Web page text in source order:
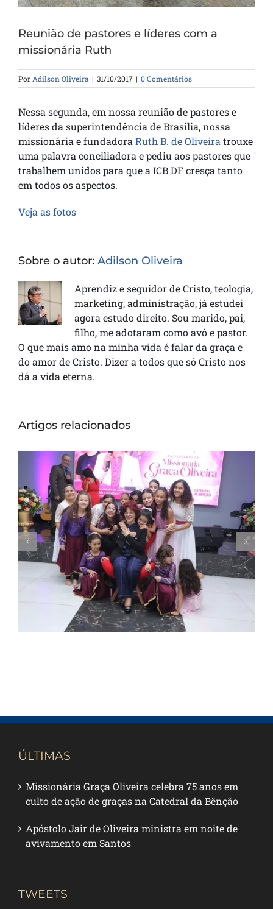
Reunião de pastores e líderes com a
missionária Ruth
Por Adilson Oliveira | 31/10/2017 | 0 Comentários
Nessa segunda, em nossa reunião de pastores e
líderes da superintendência de Brasilia, nossa
missionária e fundadora Ruth B. de Oliveira trouxe
uma palavra conciliadora e pediu aos pastores que
trabalhem unidos para que a ICB DF cresça tanto
em todos os aspectos.
Veja as fotos
Sobre o autor: Adilson Oliveira
Aprendiz e seguidor de Cristo, teologia,
marketing, administração, já estudei
agora estudo direito. Sou marido, pai,
filho, me adotaram como avô e pastor.
O que mais amo na minha vida é falar da graça e
do amor de Cristo. Dizer a todos que só Cristo nos
dá a vida eterna.
Artigos relacionados
Missionária Graça Oliveira celebra 75 anos
em culto de ação de graças na Catedral
da Bênção
ÚLTIMAS
Missionária Graça Oliveira celebra 75 anos em
culto de ação de graças na Catedral da Bênção
Apóstolo Jair de Oliveira ministra em noite de
avivamento em Santos
TWEETS